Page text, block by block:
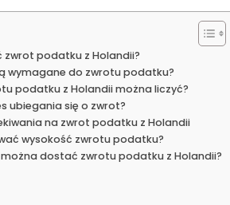
podatku z Holandii?
wymagane do zwrotu podatku?
podatku z Holandii można liczyć?
ubiegania się o zwrot?
na zwrot podatku z Holandii
wysokość zwrotu podatku?
dostać zwrotu podatku z Holandii?